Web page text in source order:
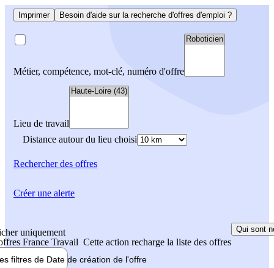
Imprimer Besoin d'aide sur la recherche d'offres d'emploi ?
Métier, compétence, mot-clé, numéro d'offre
Lieu de travail
Distance autour du lieu choisi
Rechercherdes offres
uniquement
France Travail Cette action recharge la liste des offres
Qui sont
filtres de Date de création de l'offre
Créer une alerte